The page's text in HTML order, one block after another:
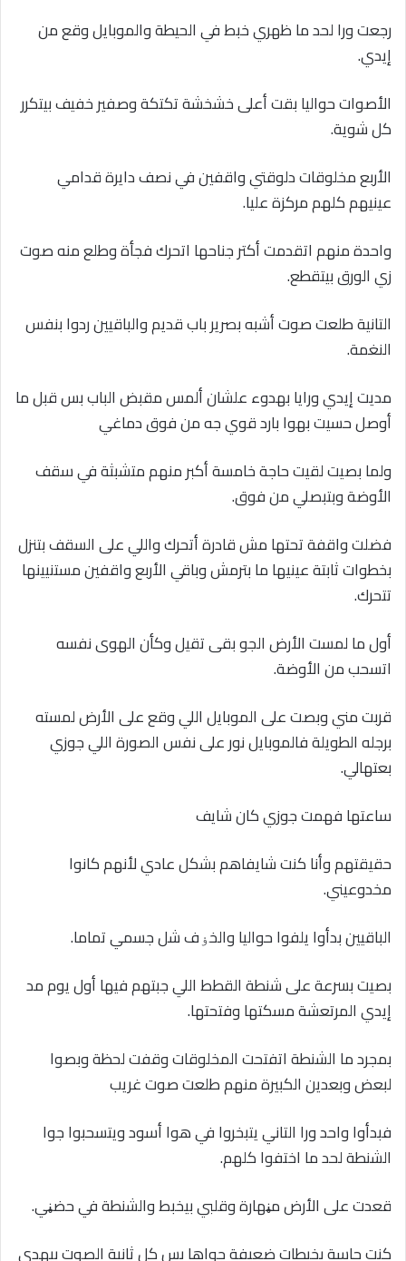
رجعت ورا لحد ما ظهري خبط في الحيطة والموبايل وقع من
إيدي.
الأصوات حواليا بقت أعلى خشخشة تكتكة وصفير خفيف بيتكرر
كل شوية.
الأربع مخلوقات دلوقتي واقفين في نصف دايرة قدامي
عينيهم كلهم مركزة عليا.
واحدة منهم اتقدمت أكتر جناحها اتحرك فجأة وطلع منه صوت
زي الورق بيتقطع.
التانية طلعت صوت أشبه بصرير باب قديم والباقيين ردوا بنفس
النغمة.
مديت إيدي ورايا بهدوء علشان ألمس مقبض الباب بس قبل ما
أوصل حسيت بهوا بارد قوي جه من فوق دماغي
ولما بصيت لقيت حاجة خامسة أكبر منهم متشبثة في سقف
الأوضة وبتبصلي من فوق.
فضلت واقفة تحتها مش قادرة أتحرك واللي على السقف بتنزل
بخطوات ثابتة عينيها ما بترمش وباقي الأربع واقفين مستنيينها
تتحرك.
أول ما لمست الأرض الجو بقى تقيل وكأن الهوى نفسه
اتسحب من الأوضة.
قربت مني وبصت على الموبايل اللي وقع على الأرض لمسته
برجله الطويلة فالموبايل نور على نفس الصورة اللي جوزي
بعتهالي.
ساعتها فهمت جوزي كان شايف
حقيقتهم وأنا كنت شايفاهم بشكل عادي لأنهم كانوا
مخدوعيني.
الباقيين بدأوا يلفوا حواليا والخۏف شل جسمي تماما.
بصيت بسرعة على شنطة القطط اللي جبتهم فيها أول يوم مد
إيدي المرتعشة مسكتها وفتحتها.
بمجرد ما الشنطة اتفتحت المخلوقات وقفت لحظة وبصوا
لبعض وبعدين الكبيرة منهم طلعت صوت غريب
فبدأوا واحد ورا التاني يتبخروا في هوا أسود ويتسحبوا جوا
الشنطة لحد ما اختفوا كلهم.
قعدت على الأرض مڼهارة وقلبي بيخبط والشنطة في حضڼي.
كنت حاسة بخبطات ضعيفة جواها بس كل ثانية الصوت بيهدى